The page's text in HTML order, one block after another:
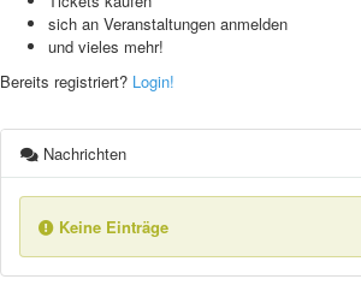
sich an Veranstaltungen anmelden
und vieles mehr!
Bereits registriert? Login!
Nachrichten
Keine Einträge